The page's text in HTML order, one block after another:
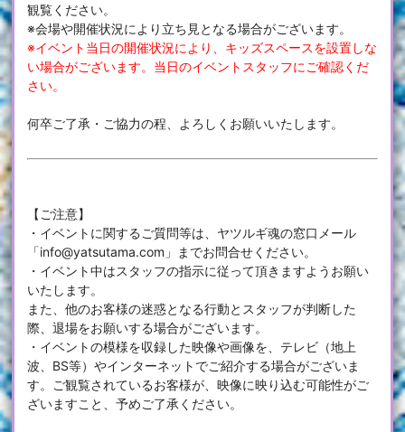
観覧ください。
※会場や開催状況により立ち見となる場合がございます。
※イベント当日の開催状況により、キッズスペースを設置しな
い場合がございます。当日のイベントスタッフにご確認くだ
さい。
何卒ご了承・ご協力の程、よろしくお願いいたします。
【ご注意】
・イベントに関するご質問等は、ヤツルギ魂の窓口メール
「info@yatsutama.com」までお問合せください。
・イベント中はスタッフの指示に従って頂きますようお願い
いたします。
また、他のお客様の迷惑となる行動とスタッフが判断した
際、退場をお願いする場合がございます。
・イベントの模様を収録した映像や画像を、テレビ（地上
波、BS等）やインターネットでご紹介する場合がございま
す。ご観覧されているお客様が、映像に映り込む可能性がご
ざいますこと、予めご了承ください。